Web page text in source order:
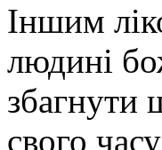
Іншим
людині
збагнути
свого